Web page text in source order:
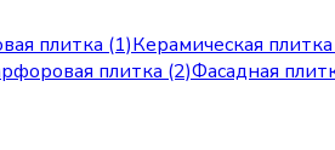
плитка (1)Керамическая
плитка (2)Фасадная